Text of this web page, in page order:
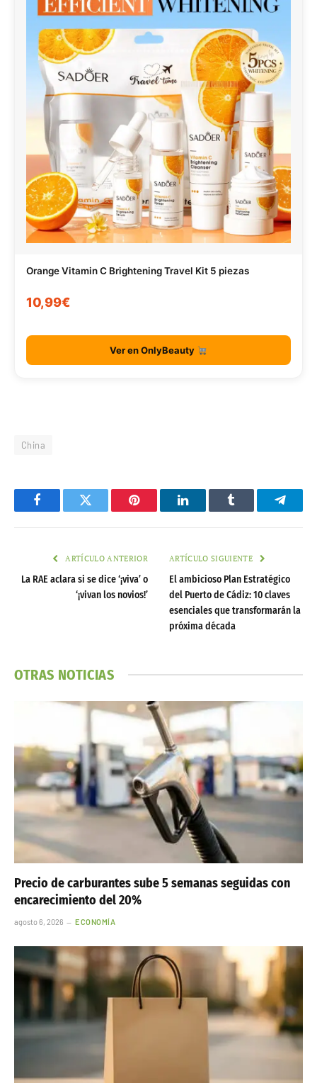
Orange Vitamin C Brightening Travel Kit 5 piezas
10,99€
Ver en OnlyBeauty
China
FacebookTwitter Pinterest LinkedInTumblr
ARTÍCULO ANTERIOR
La RAE aclara si se dice ‘¡viva’ o
‘¡vivan los novios!’
ARTÍCULO SIGUIENTE
El ambicioso Plan Estratégico
del Puerto de Cádiz: 10 claves
esenciales que transformarán la
próxima década
OTRAS NOTICIAS
Precio de carburantes sube 5 semanas seguidas con
encarecimiento del 20%
agosto 6, 2026 ECONOMÍA